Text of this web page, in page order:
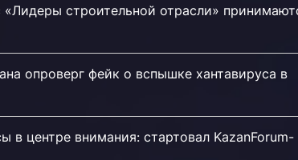
«Лидеры строительной отрасли»
опроверг фейк о вспышке хантавируса в
в центре внимания: стартовал KazanForum-